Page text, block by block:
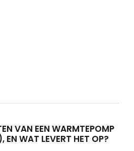
VAN EEN WARMTEPOMP
WAT LEVERT HET OP?